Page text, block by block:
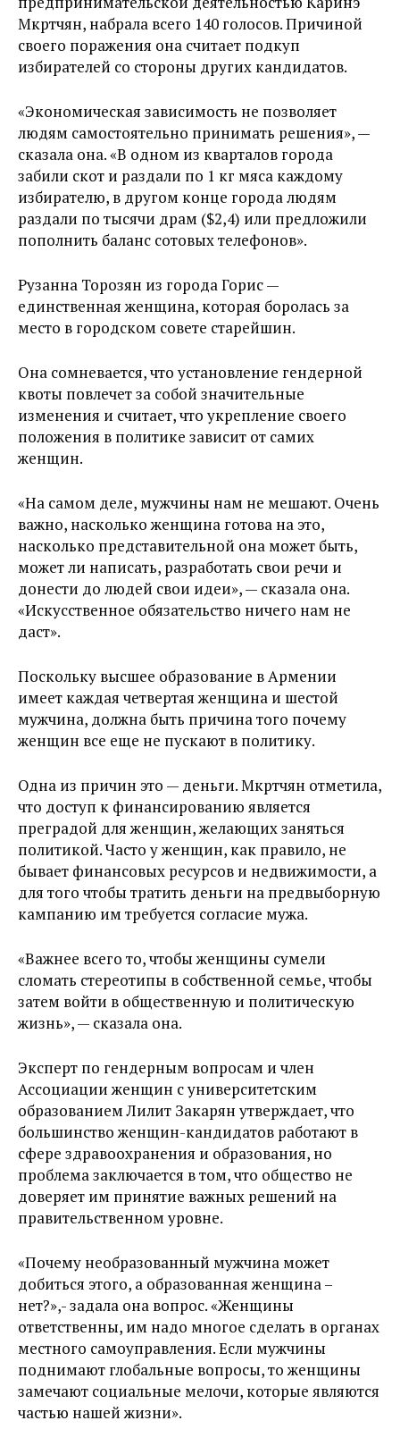
Мкртчян, набрала всего 140 голосов. Причиной
своего поражения она считает подкуп
избирателей со стороны других кандидатов.
«Экономическая зависимость не позволяет
людям самостоятельно принимать решения», —
сказала она. «В одном из кварталов города
забили скот и раздали по 1 кг мяса каждому
избирателю, в другом конце города людям
раздали по тысячи драм ($2,4) или предложили
пополнить баланс сотовых телефонов».
Рузанна Торозян из города Горис —
единственная женщина, которая боролась за
место в городском совете старейшин.
Она сомневается, что установление гендерной
квоты повлечет за собой значительные
изменения и считает, что укрепление своего
положения в политике зависит от самих
женщин.
«На самом деле, мужчины нам не мешают. Очень
важно, насколько женщина готова на это,
насколько представительной она может быть,
может ли написать, разработать свои речи и
донести до людей свои идеи», — сказала она.
«Искусственное обязательство ничего нам не
даст».
Поскольку высшее образование в Армении
имеет каждая четвертая женщина и шестой
мужчина, должна быть причина того почему
женщин все еще не пускают в политику.
Одна из причин это — деньги. Мкртчян отметила,
что доступ к финансированию является
преградой для женщин, желающих заняться
политикой. Часто у женщин, как правило, не
бывает финансовых ресурсов и недвижимости, а
для того чтобы тратить деньги на предвыборную
кампанию им требуется согласие мужа.
«Важнее всего то, чтобы женщины сумели
сломать стереотипы в собственной семье, чтобы
затем войти в общественную и политическую
жизнь», — сказала она.
Эксперт по гендерным вопросам и член
Ассоциации женщин с университетским
образованием Лилит Закарян утверждает, что
большинство женщин-кандидатов работают в
сфере здравоохранения и образования, но
проблема заключается в том, что общество не
доверяет им принятие важных решений на
правительственном уровне.
«Почему необразованный мужчина может
добиться этого, а образованная женщина –
нет?»,- задала она вопрос. «Женщины
ответственны, им надо многое сделать в органах
местного самоуправления. Если мужчины
поднимают глобальные вопросы, то женщины
замечают социальные мелочи, которые являются
частью нашей жизни».